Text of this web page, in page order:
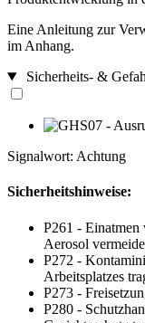
Eine Anleitung zur
im Anhang.
Sicherheits- &
Signalwort: Achtung
Sicherheitshinweise:
P261 - Einatmen
Aerosol
P272 -
Arbeitsplatzes
P273 -
P280 -